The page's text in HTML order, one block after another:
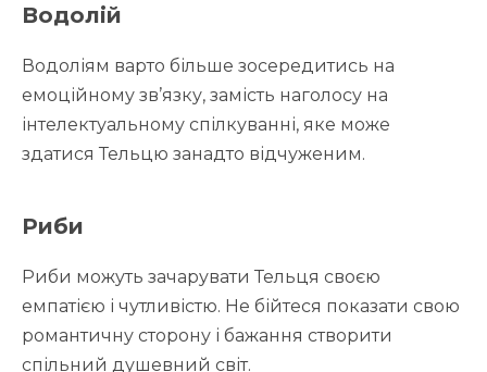
Водолій
Водоліям варто більше зосередитись на
емоційному зв’язку, замість наголосу на
інтелектуальному спілкуванні, яке може
здатися Тельцю занадто відчуженим.
Риби
Риби можуть зачарувати Тельця своєю
емпатією і чутливістю. Не бійтеся показати свою
романтичну сторону і бажання створити
спільний душевний світ.